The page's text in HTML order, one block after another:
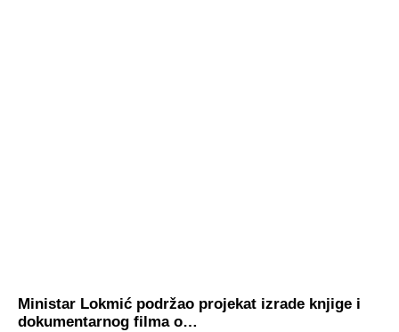
Ministar Lokmić podržao projekat izrade knjige i
dokumentarnog filma o…